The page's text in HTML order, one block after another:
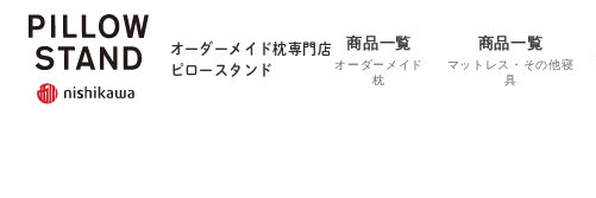
オーダーメイド枕専門店
ピロースタンド
商品一覧
オーダーメイド
枕
商品一覧
マットレス・その他寝
具